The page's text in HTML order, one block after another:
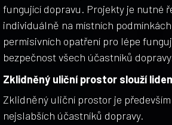
fungující dopravu. Projekty je nutné
individuálně na místních
permisivních opatření pro lépe
bezpečnost všech účastníků
Zklidněný uliční prostor slouží
Zklidněný uliční prostor je
nejslabších účastníků dopravy.